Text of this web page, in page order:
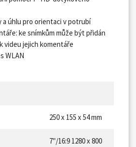
a úhlu pro orientaci v potrubí
ke snímkům může být přidán
videu jejich komentáře
WLAN
250 x 155 x 54 mm
7"/16:9 1280 x 800